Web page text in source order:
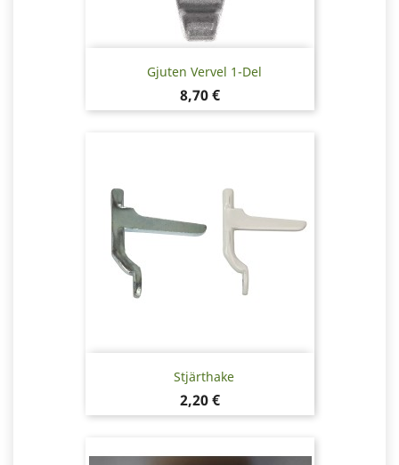
Gjuten Vervel 1-Del
Pris
8,70 €
Stjärthake
Pris
2,20 €